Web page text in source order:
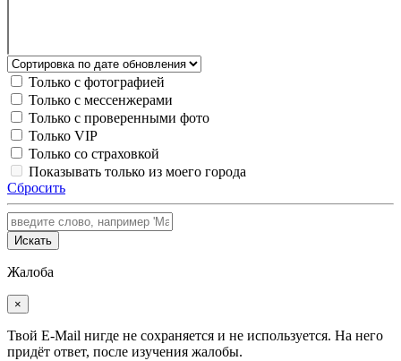
Только с фотографией
Только с мессенжерами
Только с проверенными фото
Только VIP
Только со страховкой
Показывать только из моего города
Сбросить
Искать
Жалоба
×
Твой E-Mail нигде не сохраняется и не используется. На него
придёт ответ, после изучения жалобы.